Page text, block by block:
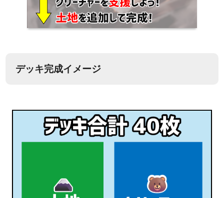
デッキ完成イメージ